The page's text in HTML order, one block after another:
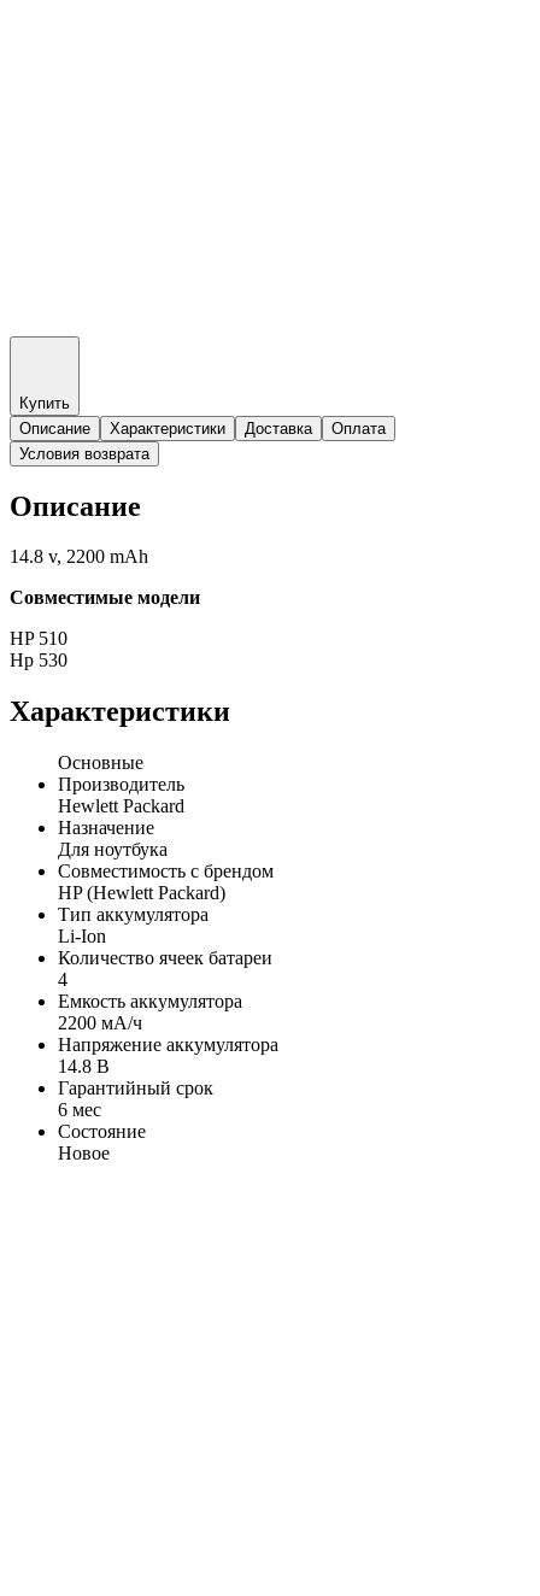
Купить
Описание
Характеристики Доставка
Оплата
Условия возврата
Описание
14.8 v, 2200 mAh
Совместимые модели
HP 510
Hp 530
Характеристики
Основные
Производитель
Hewlett Packard
Назначение
Для ноутбука
Совместимость с брендом
HP (Hewlett Packard)
Тип аккумулятора
Li-Ion
Количество ячеек батареи
4
Емкость аккумулятора
2200 мА/ч
Напряжение аккумулятора
14.8 В
Гарантийный срок
6 мес
Состояние
Новое